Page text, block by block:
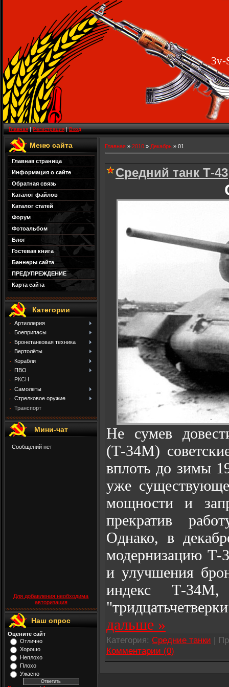
3v-
Главная|Регистрация|Вход
Меню сайта
Главная страница
Информация о сайте
Обратная связь
Каталог файлов
Каталог статей
Форум
Фотоальбом
Блог
Гостевая книга
Баннеры сайта
ПРЕДУПРЕЖДЕНИЕ
Карта сайта
Категории
Артиллерия
Боеприпасы
Бронетанковая техника
Вертолёты
Корабли
ПВО
РКСН
Самолеты
Стрелковое оружие
Транспорт
Мини-чат
Для добавления необходима
авторизация
Наш опрос
Оцените сайт
Отлично
Хорошо
Неплохо
Плохо
Ужасно
Главная » 2010 » Декабрь » 01
Средний танк Т-43
Не сумев
(Т-34М)
вплоть до зимы
уже
мощности и
прекратив
Однако, в
модернизацию Т-
и улучшения
индекс Т-
дальше »
Категория: Средние танки |
Комментарии (0)